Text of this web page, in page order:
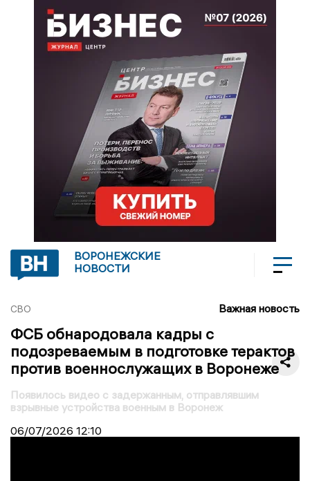
ВОРОНЕЖСКИЕ
НОВОСТИ
СВО Важная новость
ФСБ обнародовала кадры с
подозреваемым в подготовке терактов
против военнослужащих в Воронеже
Появилось видео с задержанным, отправлявшим
взрывные устройства военным в Воронеж
06/07/2026 12:10